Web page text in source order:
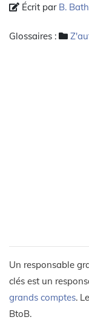
Écrit par B.
Glossaires :
Un responsable
clés est un
grands comptes.
BtoB.